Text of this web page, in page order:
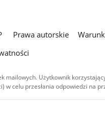
Prawa autorskie
mailowych. Użytkownik
celu przesłania odpowiedzi na
audiowizualnych), są